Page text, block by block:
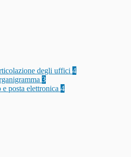
degli uffici 4
3
e posta elettronica 4